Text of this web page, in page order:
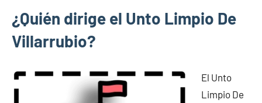
¿Quién dirige el Unto Limpio De
Villarrubio?
El Unto
Limpio De